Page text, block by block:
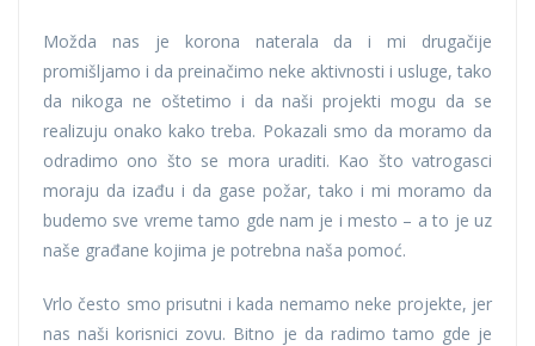
Možda nas je korona naterala da i mi drugačije
promišljamo i da preinačimo neke aktivnosti i usluge, tako
da nikoga ne oštetimo i da naši projekti mogu da se
realizuju onako kako treba. Pokazali smo da moramo da
odradimo ono što se mora uraditi. Kao što vatrogasci
moraju da izađu i da gase požar, tako i mi moramo da
budemo sve vreme tamo gde nam je i mesto – a to je uz
naše građane kojima je potrebna naša pomoć.
Vrlo često smo prisutni i kada nemamo neke projekte, jer
nas naši korisnici zovu. Bitno je da radimo tamo gde je